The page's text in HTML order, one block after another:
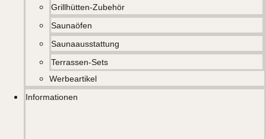
Grillhütten-Zubehör
Saunaöfen
Saunaausstattung
Terrassen-Sets
Werbeartikel
Informationen